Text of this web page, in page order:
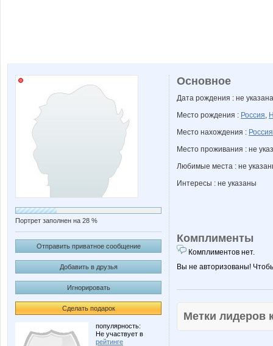
Портрет заполнен на 28 %
Отправить приватное сообщение
Добавить в друзья
Игнорировать
Сделать подарок
популярность:
Не участвует в
рейтинге
Основное
Дата рождения : не указана
Место рождения : Россия,
Место нахождения : Россия
Место проживания : не
Любимые места : не
Интересы : не указаны
Комплименты
Комплиментов нет.
Вы не авторизованы!
Метки